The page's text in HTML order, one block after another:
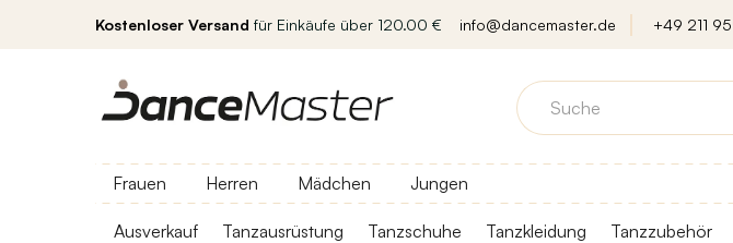
Kostenloser Versand für Einkäufe über 120.00 € info@dancemaster.de +49 211
Frauen Herren Mädchen Jungen
Ausverkauf Tanzausrüstung Tanzschuhe Tanzkleidung Tanzzubehör